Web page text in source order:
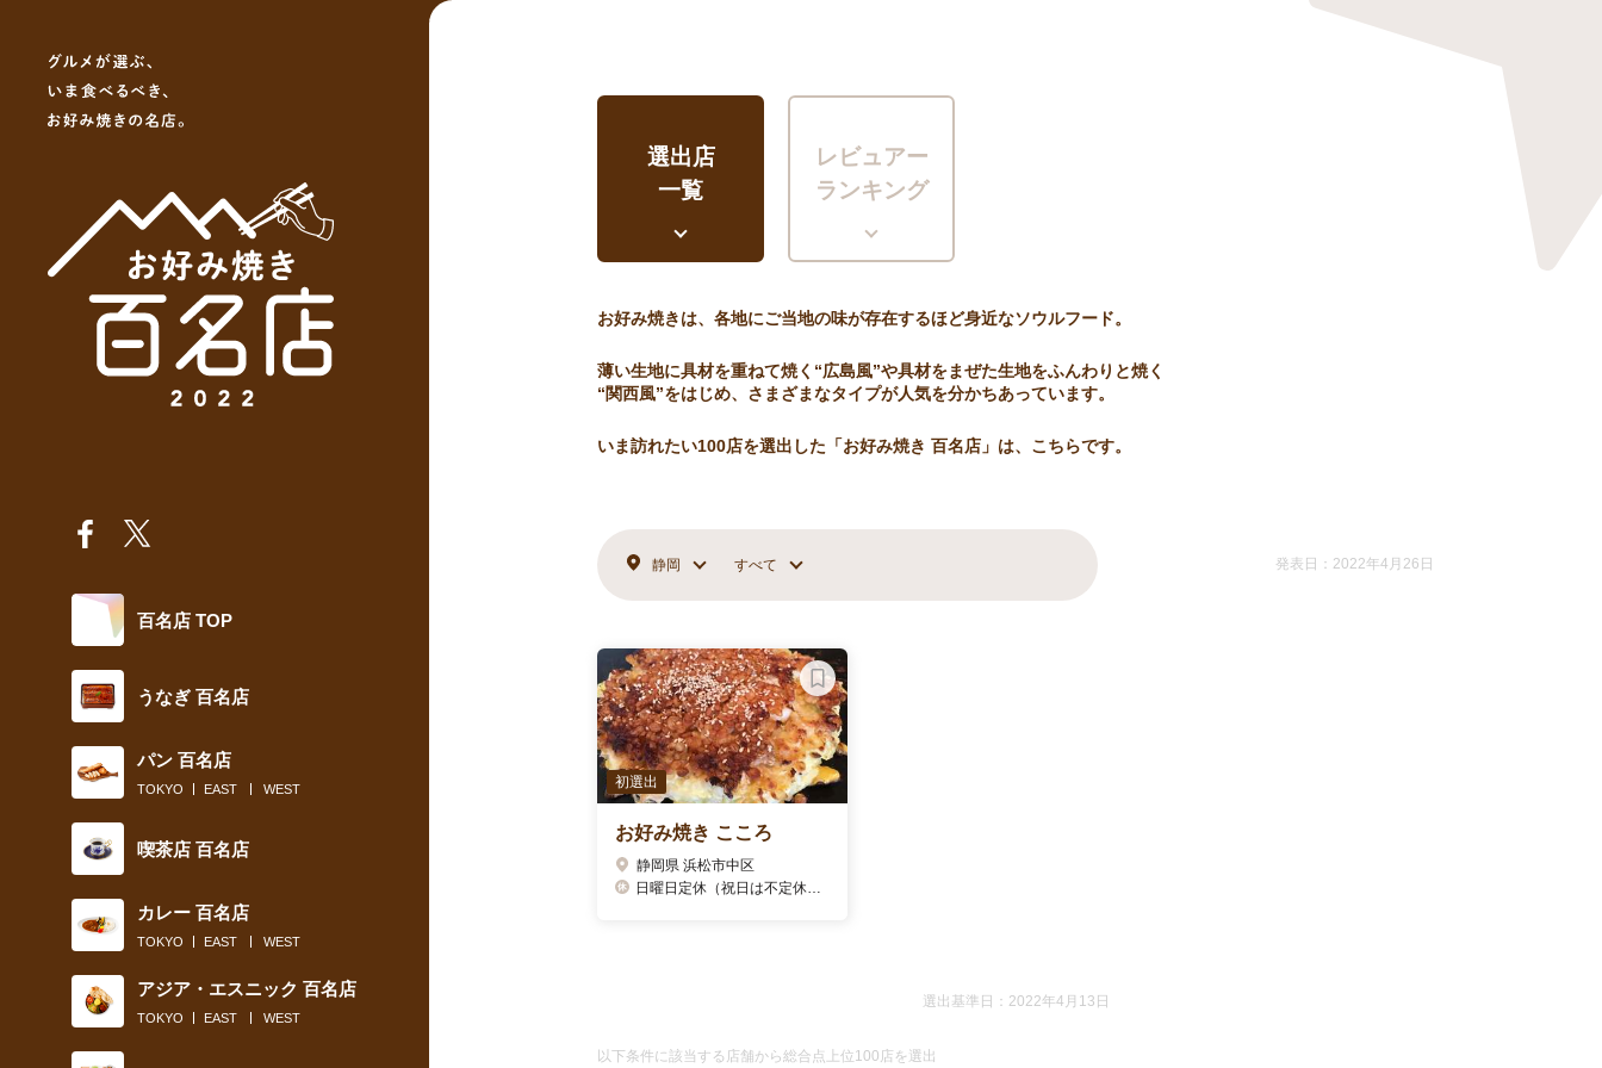
百名店 TOP
うなぎ 百名店
パン 百名店
TOKYO EAST WEST
喫茶店 百名店
カレー 百名店
TOKYO EAST WEST
アジア・エスニック 百名店
TOKYO EAST WEST
選出店
一覧
レビュアー
ランキング
お好み焼きは、各地にご当地の味が存在するほど身近なソウルフード。
薄い生地に具材を重ねて焼く“広島風”や具材をまぜた生地をふんわりと焼く
“関西風”をはじめ、さまざまなタイプが人気を分かちあっています。
いま訪れたい100店を選出した「お好み焼き 百名店」は、こちらです。
静岡 すべて 発表日：2022年4月26日
初選出
お好み焼き こころ
静岡県 浜松市中区
日曜日定休（祝日は不定休）ホームページにてご確認下さい。
選出基準日：2022年4月13日
以下条件に該当する店舗から総合点上位100店を選出